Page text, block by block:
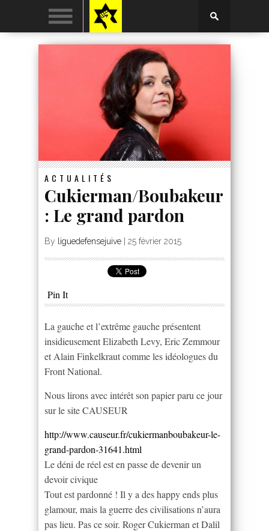
ACTUALITÉS
Cukierman/Boubakeur
: Le grand pardon
By liguedefensejuive 25 février 2015
Pin It
La gauche et l’extrême gauche présentent
insidieusement Elizabeth Levy, Eric Zemmour
et Alain Finkelkraut comme les idéologues du
Front National.
Nous lirons avec intérêt son papier paru ce jour
sur le site CAUSEUR
http://www.causeur.fr/cukiermanboubakeur-le-
grand-pardon-31641.html
Le déni de réel est en passe de devenir un
devoir civique
Tout est pardonné ! Il y a des happy ends plus
glamour, mais la guerre des civilisations n’aura
pas lieu. Pas ce soir. Roger Cukierman et Dalil